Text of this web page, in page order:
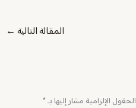
المقالة التالية ←
الحقول الإلزامية مشار إليها بـ*